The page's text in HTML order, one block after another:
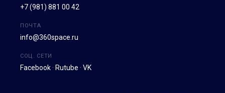
+7 (981) 881 00 42
ПОЧТА
info@360space.ru
СОЦ. СЕТИ
Facebook · Rutube · VK